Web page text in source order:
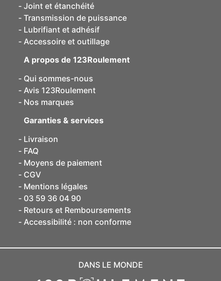
Joint et étanchéité
Transmission de puissance
Lubrifiant et adhésif
Accessoire et outillage
A propos de 123Roulement
Qui sommes-nous
Avis 123Roulement
Nos marques
Garanties & services
Livraison
FAQ
Moyens de paiement
CGV
Mentions légales
03 59 36 04 90
Retours et Remboursements
Accessibilité : non conforme
DANS LE MONDE